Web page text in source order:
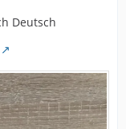
Deutsch